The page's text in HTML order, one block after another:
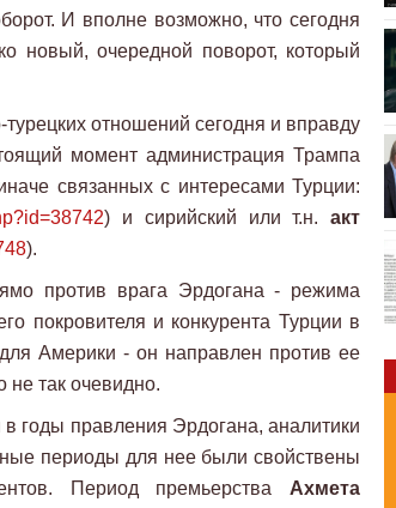
И вполне возможно, что сегодня
новый, очередной поворот, который
отношений сегодня и вправду
момент администрация Трампа
связанных с интересами Турции:
) и сирийский или т.н.акт
).
против врага Эрдогана - режима
покровителя и конкурента Турции в
Америки - он направлен против ее
не так очевидно.
годы правления Эрдогана, аналитики
периоды для нее были свойствены
Период премьерства Ахмета